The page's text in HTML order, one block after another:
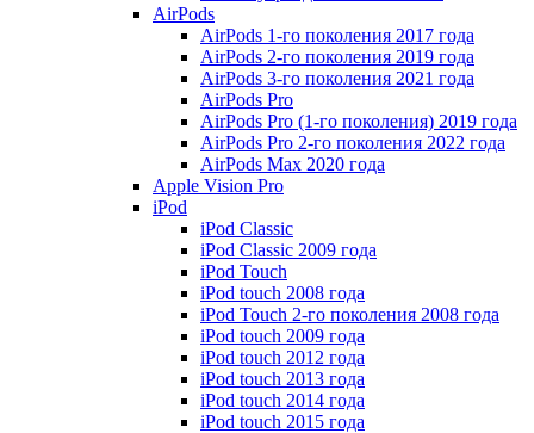
AirPods
AirPods 1-го поколения 2017 года
AirPods 2-го поколения 2019 года
AirPods 3-го поколения 2021 года
AirPods Pro
AirPods Pro (1-го поколения) 2019 года
AirPods Pro 2-го поколения 2022 года
AirPods Max 2020 года
Apple Vision Pro
iPod
iPod Classic
iPod Classic 2009 года
iPod Touch
iPod touch 2008 года
iPod Touch 2-го поколения 2008 года
iPod touch 2009 года
iPod touch 2012 года
iPod touch 2013 года
iPod touch 2014 года
iPod touch 2015 года